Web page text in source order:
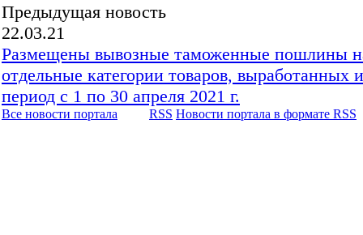
Предыдущая новость
22.03.21
Размещены вывозные таможенные пошлины
отдельные категории товаров, выработанных
период с 1 по 30 апреля 2021 г.
Все новости портала RSS Новости портала в формате RSS